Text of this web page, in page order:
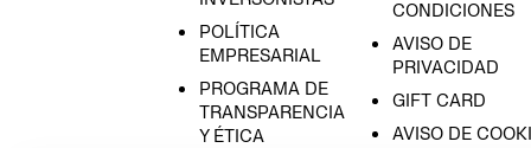
POLÍTICA
EMPRESARIAL
PROGRAMA DE
TRANSPARENCIA
Y ÉTICA
CONDICIONES
AVISO DE
PRIVACIDAD
GIFT CARD
AVISO DE